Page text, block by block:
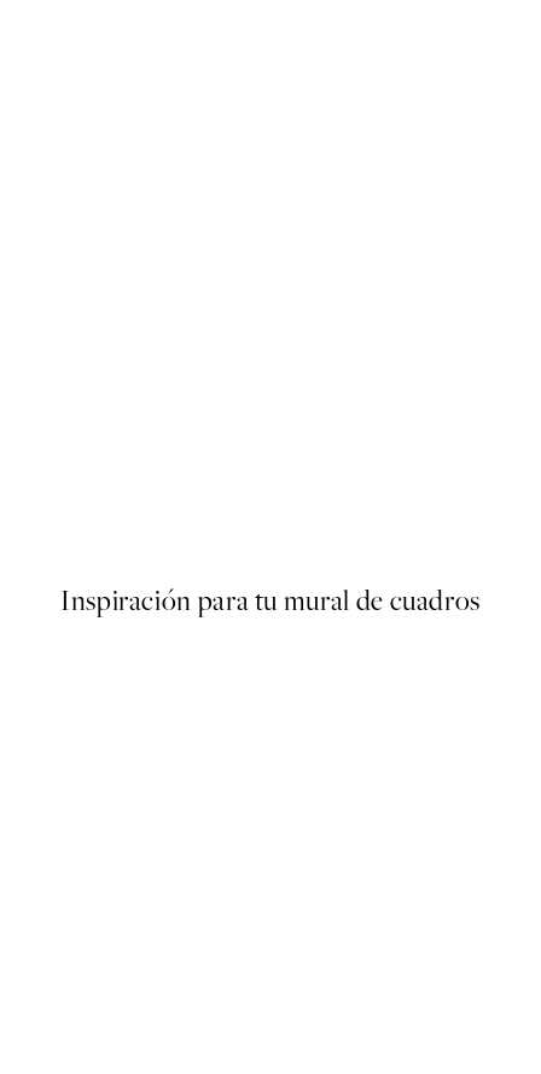
Inspiración para tu mural de cuadros